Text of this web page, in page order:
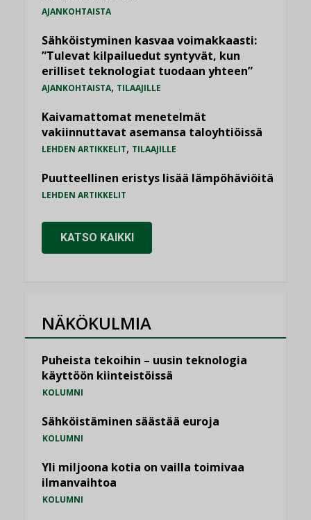
AJANKOHTAISTA
Sähköistyminen kasvaa voimakkaasti:
”Tulevat kilpailuedut syntyvät, kun
erilliset teknologiat tuodaan yhteen”
AJANKOHTAISTA, TILAAJILLE
Kaivamattomat menetelmät
vakiinnuttavat asemansa taloyhtiöissä
LEHDEN ARTIKKELIT, TILAAJILLE
Puutteellinen eristys lisää lämpöhäviöitä
LEHDEN ARTIKKELIT
KATSO KAIKKI
NÄKÖKULMIA
Puheista tekoihin – uusin teknologia
käyttöön kiinteistöissä
KOLUMNI
Sähköistäminen säästää euroja
KOLUMNI
Yli miljoona kotia on vailla toimivaa
ilmanvaihtoa
KOLUMNI